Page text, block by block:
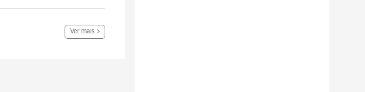
Ver mais